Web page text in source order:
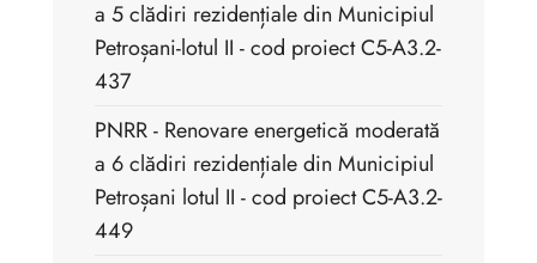
a 5 clădiri rezidențiale din Municipiul
Petroșani-lotul II - cod proiect C5-A3.2-
437
PNRR - Renovare energetică moderată
a 6 clădiri rezidențiale din Municipiul
Petroșani lotul II - cod proiect C5-A3.2-
449